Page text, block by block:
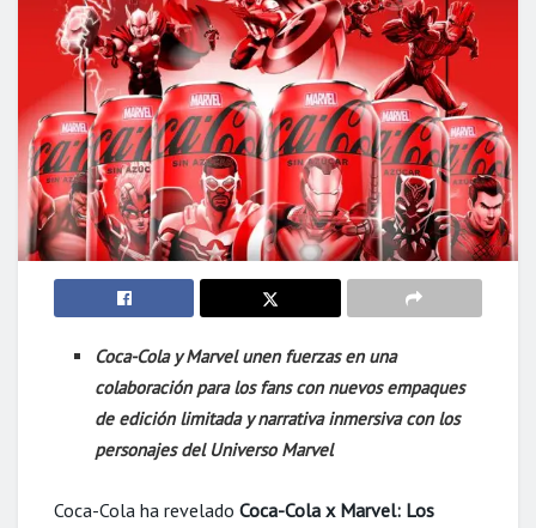
Coca-Cola y Marvel unen fuerzas en una
colaboración para los fans con nuevos empaques
de edición limitada y narrativa inmersiva con los
personajes del Universo Marvel
Coca-Cola ha revelado Coca-Cola x Marvel: Los